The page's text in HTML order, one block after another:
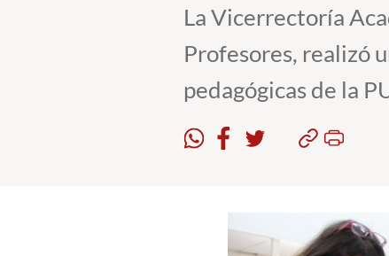
La Vicerrectoría
Profesores, realizó
pedagógicas de la